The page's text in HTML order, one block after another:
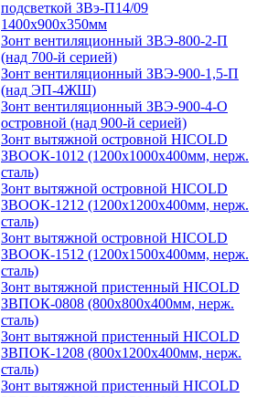
подсветкой ЗВэ-П14/09
1400х900х350мм
Зонт вентиляционный ЗВЭ-800-2-П
(над 700-й серией)
Зонт вентиляционный ЗВЭ-900-1,5-П
(над ЭП-4ЖШ)
Зонт вентиляционный ЗВЭ-900-4-О
островной (над 900-й серией)
Зонт вытяжной островной HICOLD
ЗВООК-1012 (1200х1000х400мм, нерж.
сталь)
Зонт вытяжной островной HICOLD
ЗВООК-1212 (1200x1200x400мм, нерж.
сталь)
Зонт вытяжной островной HICOLD
ЗВООК-1512 (1200х1500х400мм, нерж.
сталь)
Зонт вытяжной пристенный HICOLD
ЗВПОК-0808 (800х800х400мм, нерж.
сталь)
Зонт вытяжной пристенный HICOLD
ЗВПОК-1208 (800х1200х400мм, нерж.
сталь)
Зонт вытяжной пристенный HICOLD